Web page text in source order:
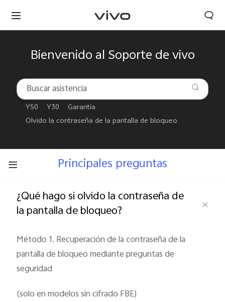
Colombia | Seleccione país/región
Bienvenido al Soporte de vivo
Y50 Y30
Garantía
Olvido la contraseña de la pantalla de bloqueo
Principales preguntas
¿Qué hago si olvido la contraseña de
la pantalla de bloqueo?
Método 1. Recuperación de la contraseña de la
pantalla de bloqueo mediante preguntas de
seguridad
(solo en modelos sin cifrado FBE)